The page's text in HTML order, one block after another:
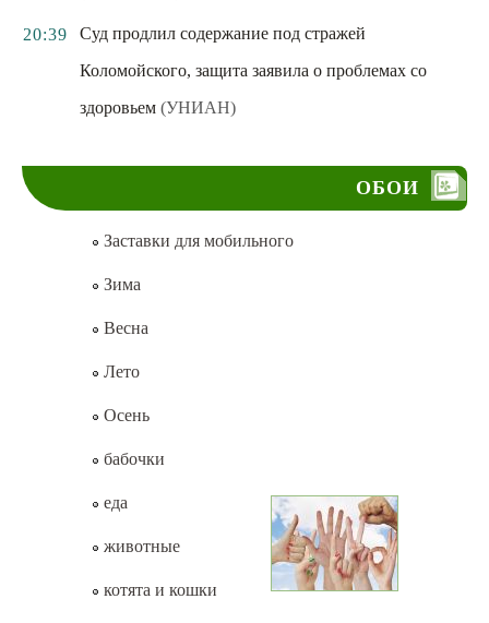
20:39
Суд продлил содержание под стражей
Коломойского, защита заявила о проблемах со
здоровьем (УНИАН)
ОБОИ
Заставки для мобильного
Зима
Весна
Лето
Осень
бабочки
еда
животные
котята и кошки